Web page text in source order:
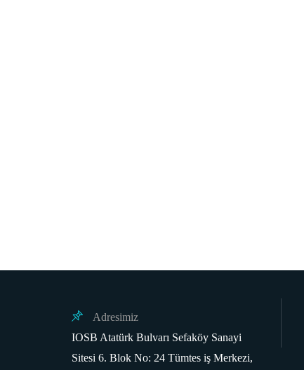
Adresimiz
IOSB Atatürk Bulvarı Sefaköy Sanayi
Sitesi 6. Blok No: 24 Tümtes iş Merkezi,